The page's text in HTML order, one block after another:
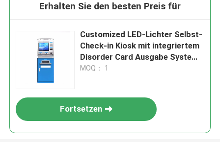
Erhalten Sie den besten Preis für
Customized LED-Lichter Selbst-
Check-in Kiosk mit integriertem
Disorder Card Ausgabe System
und Kreditkarten-Fähigkeit
MOQ： 1
Fortsetzen